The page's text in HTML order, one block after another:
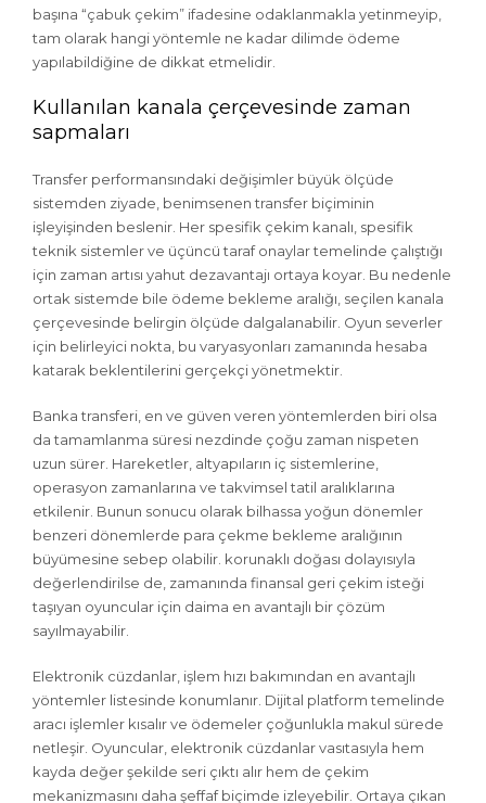
başına “çabuk çekim” ifadesine odaklanmakla yetinmeyip,
tam olarak hangi yöntemle ne kadar dilimde ödeme
yapılabildiğine de dikkat etmelidir.
Kullanılan kanala çerçevesinde zaman
sapmaları
Transfer performansındaki değişimler büyük ölçüde
sistemden ziyade, benimsenen transfer biçiminin
işleyişinden beslenir. Her spesifik çekim kanalı, spesifik
teknik sistemler ve üçüncü taraf onaylar temelinde çalıştığı
için zaman artısı yahut dezavantajı ortaya koyar. Bu nedenle
ortak sistemde bile ödeme bekleme aralığı, seçilen kanala
çerçevesinde belirgin ölçüde dalgalanabilir. Oyun severler
için belirleyici nokta, bu varyasyonları zamanında hesaba
katarak beklentilerini gerçekçi yönetmektir.
Banka transferi, en ve güven veren yöntemlerden biri olsa
da tamamlanma süresi nezdinde çoğu zaman nispeten
uzun sürer. Hareketler, altyapıların iç sistemlerine,
operasyon zamanlarına ve takvimsel tatil aralıklarına
etkilenir. Bunun sonucu olarak bilhassa yoğun dönemler
benzeri dönemlerde para çekme bekleme aralığının
büyümesine sebep olabilir. korunaklı doğası dolayısıyla
değerlendirilse de, zamanında finansal geri çekim isteği
taşıyan oyuncular için daima en avantajlı bir çözüm
sayılmayabilir.
Elektronik cüzdanlar, işlem hızı bakımından en avantajlı
yöntemler listesinde konumlanır. Dijital platform temelinde
aracı işlemler kısalır ve ödemeler çoğunlukla makul sürede
netleşir. Oyuncular, elektronik cüzdanlar vasıtasıyla hem
kayda değer şekilde seri çıktı alır hem de çekim
mekanizmasını daha şeffaf biçimde izleyebilir. Ortaya çıkan